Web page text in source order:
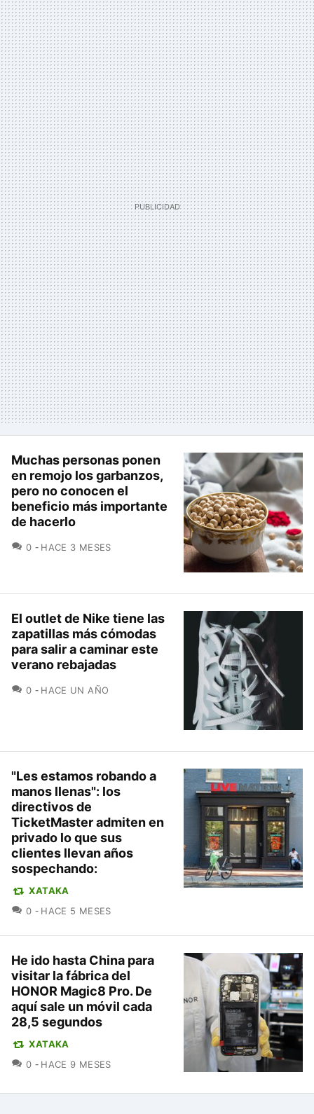
Muchas personas ponen
en remojo los garbanzos,
pero no conocen el
beneficio más importante
de hacerlo
0 COMENTARIOS
HACE 3 MESES
El outlet de Nike tiene las
zapatillas más cómodas
para salir a caminar este
verano rebajadas
0 COMENTARIOS
HACE UN AÑO
"Les estamos robando a
manos llenas": los
directivos de
TicketMaster admiten en
privado lo que sus
clientes llevan años
sospechando:
XATAKA
0 COMENTARIOS
HACE 5 MESES
He ido hasta China para
visitar la fábrica del
HONOR Magic8 Pro. De
aquí sale un móvil cada
28,5 segundos
XATAKA
0 COMENTARIOS
HACE 9 MESES